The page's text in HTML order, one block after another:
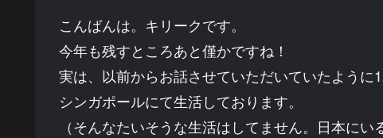
こんばんは。キリークです。
今年も残すところあと僅かですね！
実は、以前からお話させていただいていたように
シンガポールにて生活しております。
（そんなたいそうな生活はしてません。日本にい